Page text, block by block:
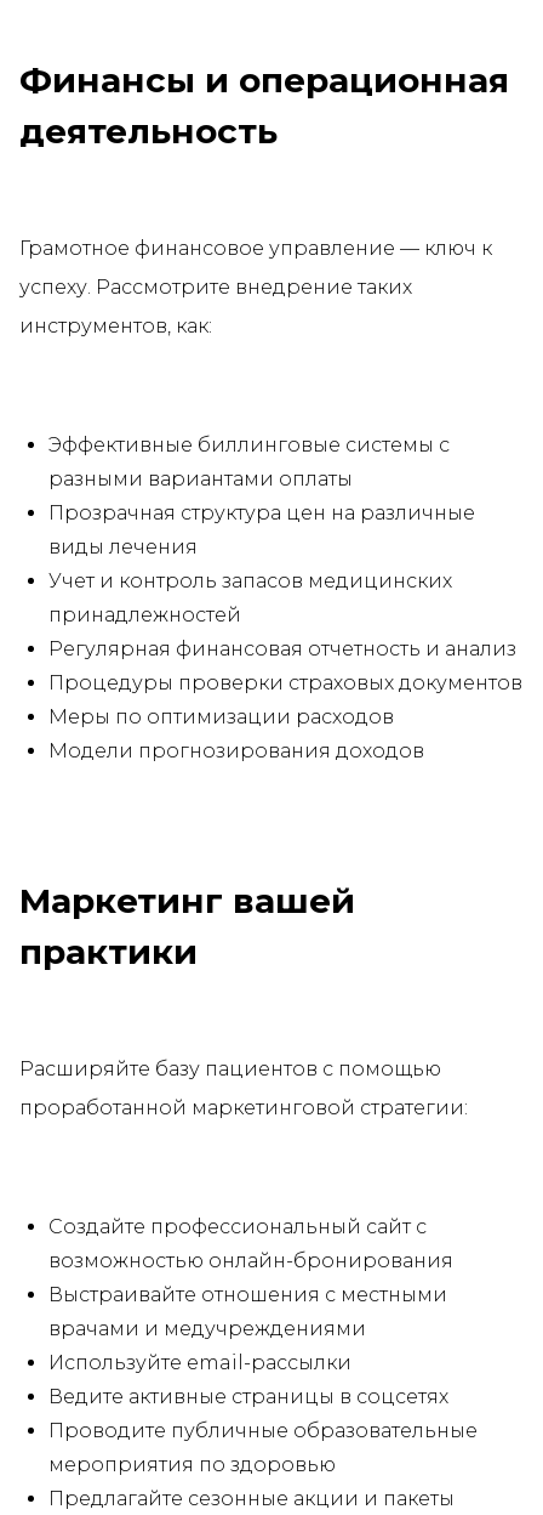
Финансы и операционная
деятельность
Грамотное финансовое управление — ключ к
успеху. Рассмотрите внедрение таких
инструментов, как:
Эффективные биллинговые системы с
разными вариантами оплаты
Прозрачная структура цен на различные
виды лечения
Учет и контроль запасов медицинских
принадлежностей
Регулярная финансовая отчетность и анализ
Процедуры проверки страховых документов
Меры по оптимизации расходов
Модели прогнозирования доходов
Маркетинг вашей
практики
Расширяйте базу пациентов с помощью
проработанной маркетинговой стратегии:
Создайте профессиональный сайт с
возможностью онлайн-бронирования
Выстраивайте отношения с местными
врачами и медучреждениями
Используйте email-рассылки
Ведите активные страницы в соцсетях
Проводите публичные образовательные
мероприятия по здоровью
Предлагайте сезонные акции и пакеты